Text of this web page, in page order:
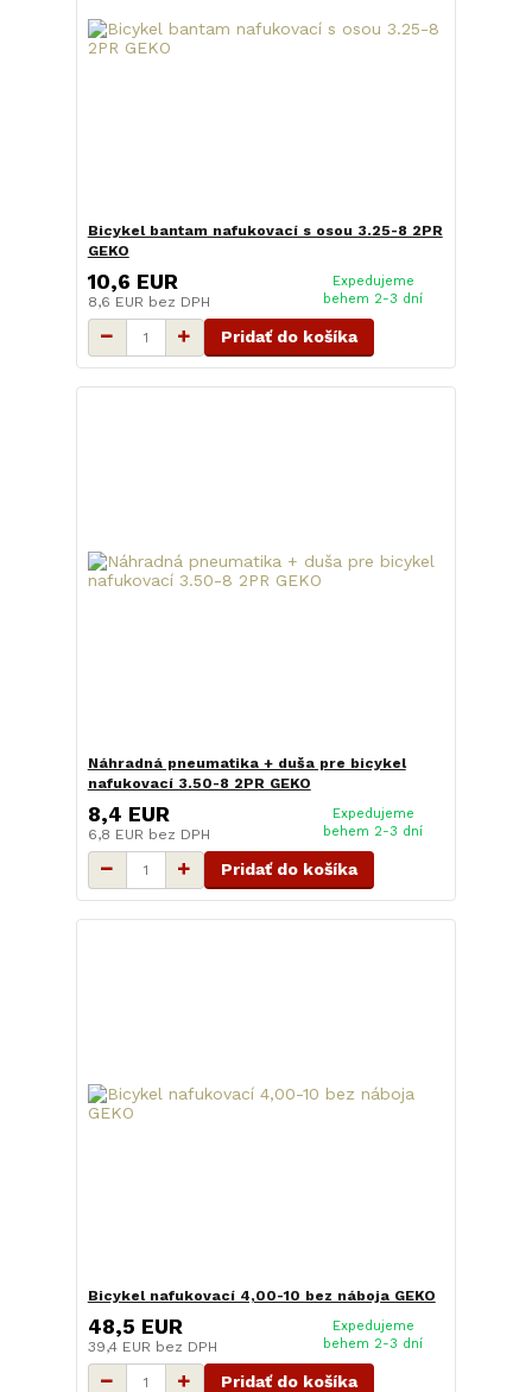
Bicykel bantam nafukovací s osou 3.25-8 2PR
GEKO
10,6 EUR
8,6 EUR bez DPH
Expedujeme
behem 2-3 dní
Pridať do košíka
Náhradná pneumatika + duša pre bicykel
nafukovací 3.50-8 2PR GEKO
8,4 EUR
6,8 EUR bez DPH
Expedujeme
behem 2-3 dní
Pridať do košíka
Bicykel nafukovací 4,00-10 bez náboja GEKO
48,5 EUR
39,4 EUR bez DPH
Expedujeme
behem 2-3 dní
Pridať do košíka